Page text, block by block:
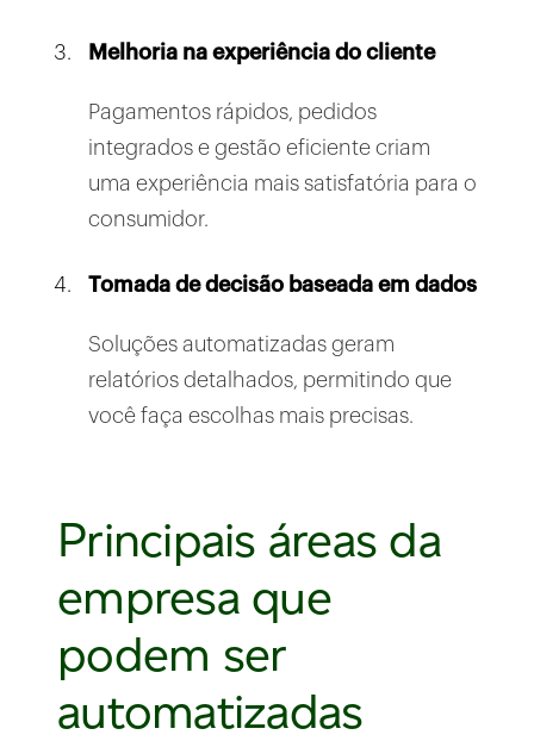
Melhoria na experiência do cliente
Pagamentos rápidos, pedidos
integrados e gestão eficiente criam
uma experiência mais satisfatória para o
consumidor.
Tomada de decisão baseada em dados
Soluções automatizadas geram
relatórios detalhados, permitindo que
você faça escolhas mais precisas.
Principais áreas da
empresa que
podem ser
automatizadas